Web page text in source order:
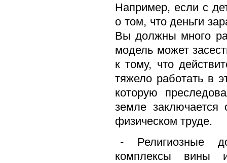
Например, если с
о том, что деньги
Вы должны много
модель может
к тому, что
тяжело работать в
которую
земле
физическом труде.
- Религиозные
комплексы вины